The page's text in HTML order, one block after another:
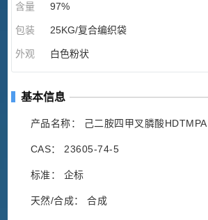
含量 97%
包装 25KG/复合编织袋
外观 白色粉状
基本信息
产品名称： 己二胺四甲叉膦酸HDTMPA
CAS： 23605-74-5
标准： 企标
天然/合成： 合成